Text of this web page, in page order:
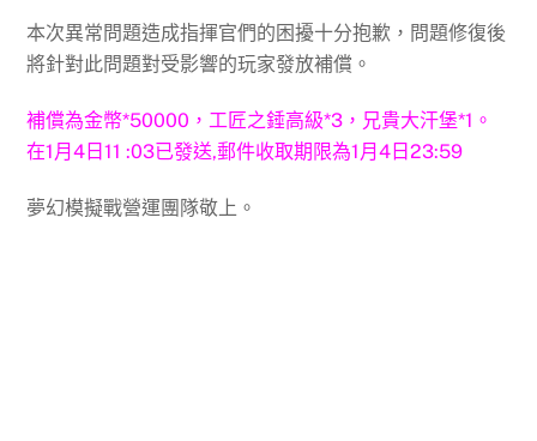
本次異常問題造成指揮官們的困擾十分抱歉，問題修復後
將針對此問題對受影響的玩家發放補償。
補償為金幣*50000，工匠之錘高級*3，兄貴大汗堡*1。
在1月4日11 :03已發送,郵件收取期限為1月4日23:59
夢幻模擬戰營運團隊敬上。